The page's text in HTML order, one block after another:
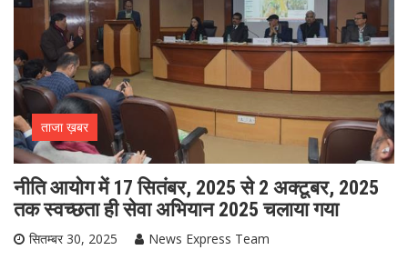
ताजा ख़बर
नीति आयोग में 17 सितंबर, 2025 से 2 अक्टूबर, 2025
तक स्वच्छता ही सेवा अभियान 2025 चलाया गया
सितम्बर 30, 2025
News Express Team